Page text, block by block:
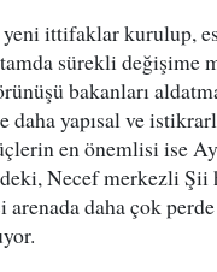
yeni ittifaklar kurulup,
sürekli değişime
bakanları
daha yapısal ve
en önemlisi ise
Necef merkezli Şii
arenada daha çok